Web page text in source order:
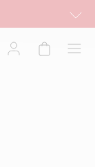
kappahl.com. Ofert